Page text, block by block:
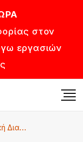
στον
εργασιών
Φυτική Διατροφή: Kαλύπτει τις ανάγκες σε Πρωτεΐνη;